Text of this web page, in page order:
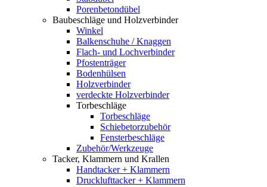
Porenbetondübel
Baubeschläge und Holzverbinder
Winkel
Balkenschuhe / Knaggen
Flach- und Lochverbinder
Pfostenträger
Bodenhülsen
Holzverbinder
verdeckte Holzverbinder
Torbeschläge
Torbeschläge
Schiebetorzubehör
Fensterbeschläge
Zubehör/Werkzeuge
Tacker, Klammern und Krallen
Handtacker + Klammern
Drucklufttacker + Klammern